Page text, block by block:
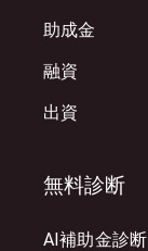
助成金
融資
出資
無料診断
AI補助金診断